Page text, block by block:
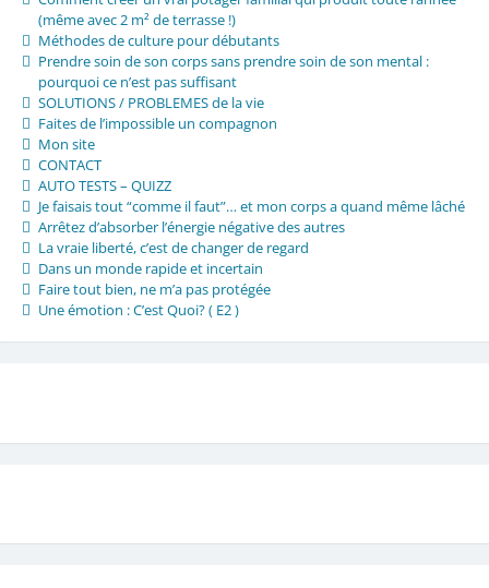
(même avec 2 m² de terrasse !)
Méthodes de culture pour débutants
Prendre soin de son corps sans prendre soin de son mental :
pourquoi ce n’est pas suffisant
SOLUTIONS / PROBLEMES de la vie
Faites de l’impossible un compagnon
Mon site
CONTACT
AUTO TESTS – QUIZZ
Je faisais tout “comme il faut”… et mon corps a quand même lâché
Arrêtez d’absorber l’énergie négative des autres
La vraie liberté, c’est de changer de regard
Dans un monde rapide et incertain
Faire tout bien, ne m’a pas protégée
Une émotion : C’est Quoi? ( E2 )